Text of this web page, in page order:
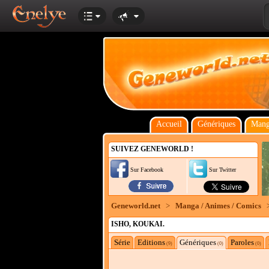
Accueil Génériques
SUIVEZ GENEWORLD !
Sur Facebook Sur Twitter
Geneworld.net > Manga / Animes / Comics
ISHO, KOUKAI.
Série Editions(9) Génériques(0) Paroles(0)